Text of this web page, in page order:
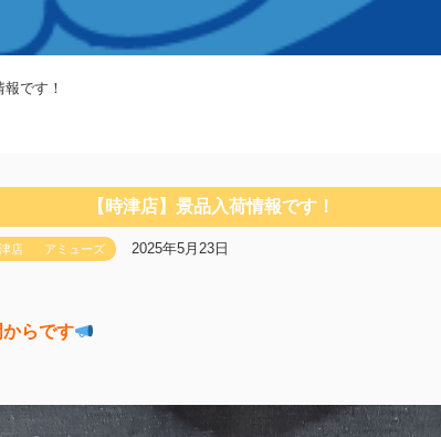
報です！
【時津店】景品入荷情報です！
店 アミューズ 2025年5月23日
らです